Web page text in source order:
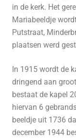
in de kerk. Het
Mariabeeldje
Putstraat,
plaatsen werd
In 1915 wordt de
dringend aan
bestaat de kapel
hiervan 6
beeldje uit 1736
december 1944